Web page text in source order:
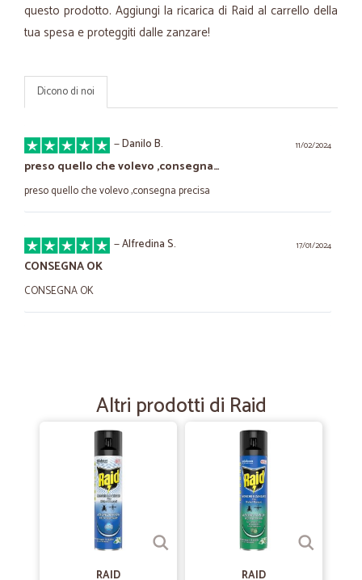
questo prodotto. Aggiungi la ricarica di Raid al carrello della
tua spesa e proteggiti dalle zanzare!
Dicono di noi
11/02/2024
—Danilo B.
preso quello che volevo ,consegna…
preso quello che volevo ,consegna precisa
17/01/2024
—Alfredina S.
CONSEGNA OK
CONSEGNA OK
—
Tutto perfetto tranne le fragole tutte…
Tutto perfetto tranne le fragole tutte schiacciate e il giorno dopo
Altri prodotti di Raid
RAID
RAID